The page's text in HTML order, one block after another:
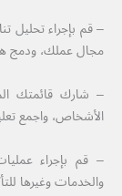
– قم بإجراء تحليل
مجال عملك، ودمج
– شارك قائمتك
الأشخاص، واجمع
– قم بإجراء
والخدمات وغيرها